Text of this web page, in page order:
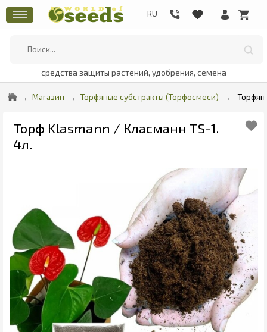
средства защиты растений, удобрения, семена
Магазин Торфяные субстракты (Торфосмеси)
Торф Klasmann / Класманн TS-1.
4л.